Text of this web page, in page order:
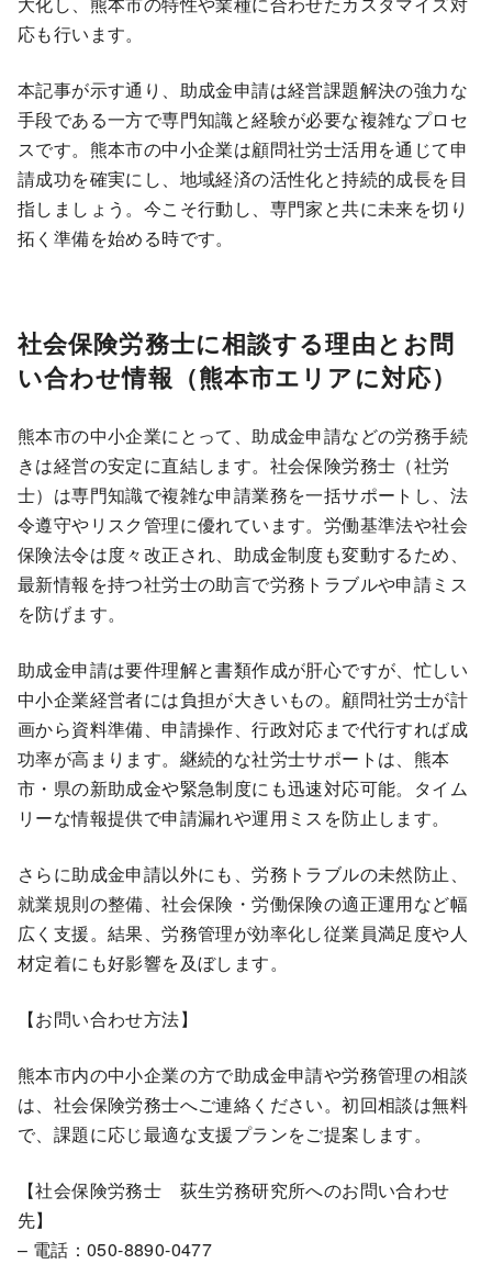
応も行います。
本記事が示す通り、助成金申請は経営課題解決の強力な
手段である一方で専門知識と経験が必要な複雑なプロセ
スです。熊本市の中小企業は顧問社労士活用を通じて申
請成功を確実にし、地域経済の活性化と持続的成長を目
指しましょう。今こそ行動し、専門家と共に未来を切り
拓く準備を始める時です。
社会保険労務士に相談する理由とお問
い合わせ情報（熊本市エリアに対応）
熊本市の中小企業にとって、助成金申請などの労務手続
きは経営の安定に直結します。社会保険労務士（社労
士）は専門知識で複雑な申請業務を一括サポートし、法
令遵守やリスク管理に優れています。労働基準法や社会
保険法令は度々改正され、助成金制度も変動するため、
最新情報を持つ社労士の助言で労務トラブルや申請ミス
を防げます。
助成金申請は要件理解と書類作成が肝心ですが、忙しい
中小企業経営者には負担が大きいもの。顧問社労士が計
画から資料準備、申請操作、行政対応まで代行すれば成
功率が高まります。継続的な社労士サポートは、熊本
市・県の新助成金や緊急制度にも迅速対応可能。タイム
リーな情報提供で申請漏れや運用ミスを防止します。
さらに助成金申請以外にも、労務トラブルの未然防止、
就業規則の整備、社会保険・労働保険の適正運用など幅
広く支援。結果、労務管理が効率化し従業員満足度や人
材定着にも好影響を及ぼします。
【お問い合わせ方法】
熊本市内の中小企業の方で助成金申請や労務管理の相談
は、社会保険労務士へご連絡ください。初回相談は無料
で、課題に応じ最適な支援プランをご提案します。
【社会保険労務士 荻生労務研究所へのお問い合わせ
先】
– 電話：050-8890-0477